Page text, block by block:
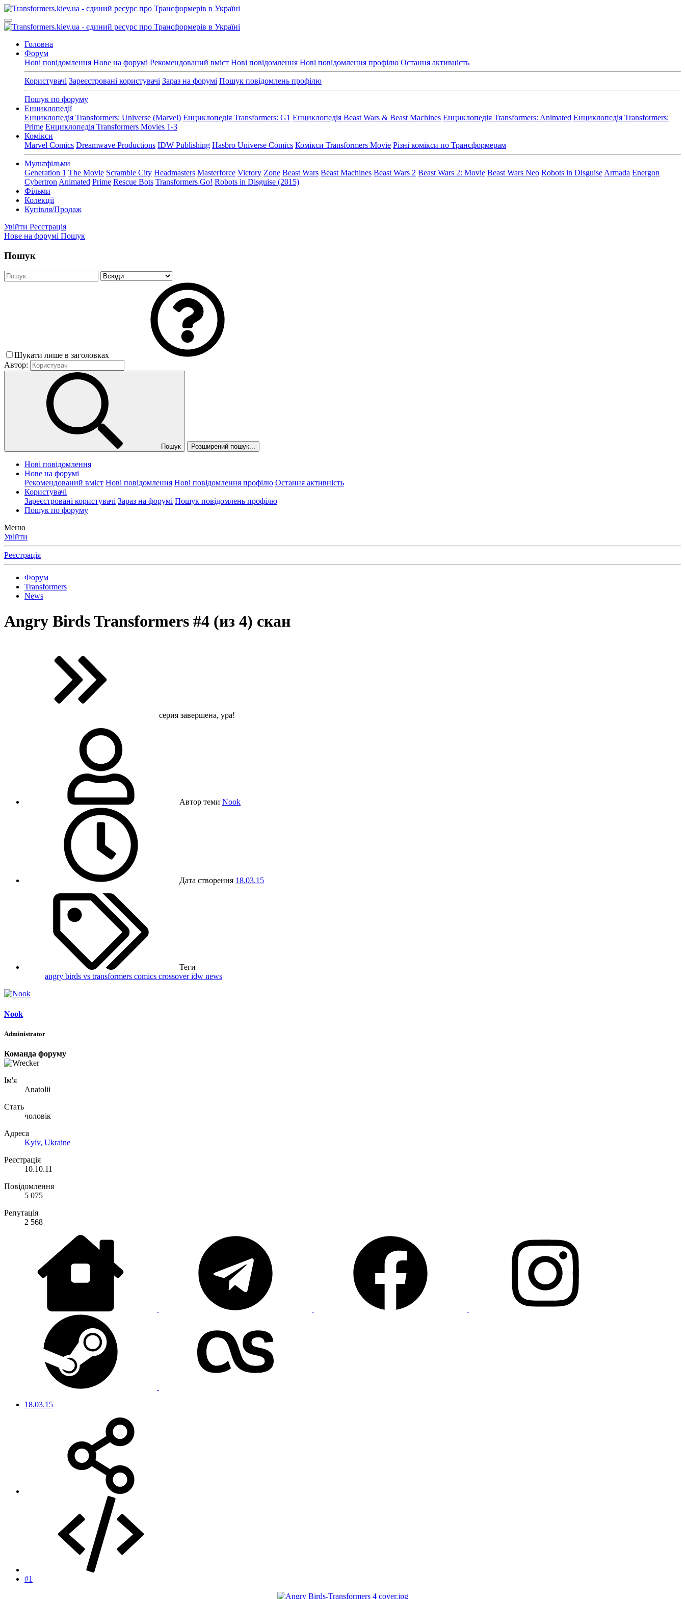
Головна
Форум
Нові повідомлення Нове на форумі Рекомендований вміст Нові повідомлення Нові повідомлення профілю Остання активність
Користувачі Зареєстровані користувачі Зараз на форумі Пошук повідомлень профілю
Пошук по форуму
Енциклопедії
Енциклопедія Transformers: Universe (Marvel) Енциклопедія Transformers: G1 Енциклопедія Beast Wars & Beast Machines Енциклопедія Transformers: Animated Енциклопедія Transformers:
Prime Енциклопедія Transformers Movies 1-3
Комікси
Marvel Comics Dreamwave Productions IDW Publishing Hasbro Universe Comics Комікси Transformers Movie Різні комікси по Трансформерам
Мультфільми
Generation 1 The Movie Scramble City Headmasters Masterforce Victory Zone Beast Wars Beast Machines Beast Wars 2 Beast Wars 2: Movie Beast Wars Neo Robots in Disguise Armada Energon
Cybertron Animated Prime Rescue Bots Transformers Go! Robots in Disguise (2015)
Фільми
Колекції
Купівля/Продаж
Увійти Реєстрація
Нове на форумі Пошук
Пошук
Шукати лише в заголовках
Автор:
Пошук Розширений пошук...
Нові повідомлення
Нове на форумі
Рекомендований вміст Нові повідомлення Нові повідомлення профілю Остання активність
Користувачі
Зареєстровані користувачі Зараз на форумі Пошук повідомлень профілю
Пошук по форуму
Меню
Увійти
Реєстрація
Форум
Transformers
News
Angry Birds Transformers #4 (из 4) скан
серия завершена, ура!
Автор теми Nook
Дата створення 18.03.15
Теги
angry birds vs transformers comics crossoveridw news
Nook
Administrator
Команда форуму
Ім'я
Anatolii
Стать
чоловік
Адреса
Kyiv, Ukraine
Реєстрація
10.10.11
Повідомлення
5 075
Репутація
2 568
18.03.15
#1